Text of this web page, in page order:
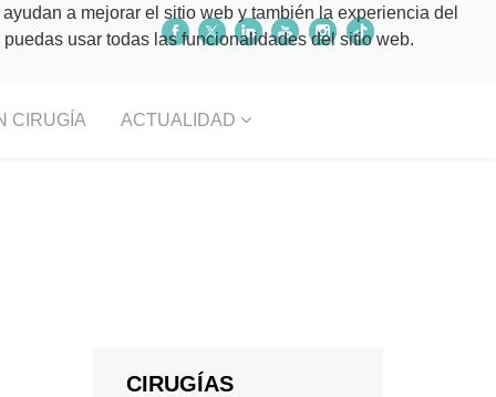
CIRUGÍA ACTUALIDAD
CIRUGÍAS
a mejorar el sitio web y también la experiencia del
usar todas las funcionalidades del sitio web.